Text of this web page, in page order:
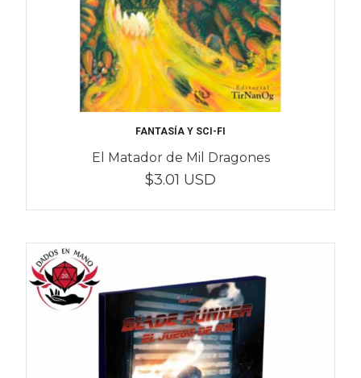
FANTASÍA Y SCI-FI
El Matador de Mil Dragones
$3.01 USD